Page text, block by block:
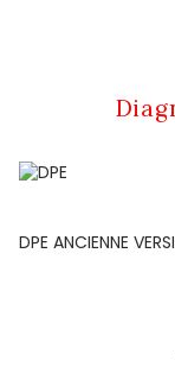
DPE ANCIENNE